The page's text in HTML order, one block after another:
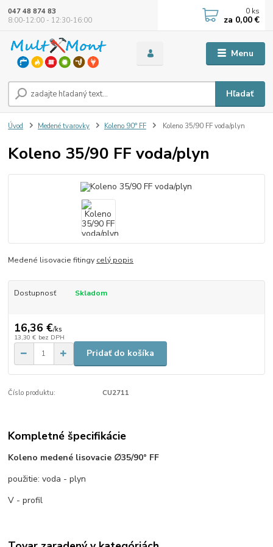
Menu
Hľadať
047 48 874 83
8:00-12:00 - 12:30-16:00
0 ks
za 0,00 €
Úvod Medené tvarovky Koleno 90° FF Koleno 35/90 FF voda/plyn
Koleno 35/90 FF voda/plyn
Medené lisovacie fitingy celý popis
Dostupnosť Skladom
16,36 €/ks
13,30 € bez DPH
Pridať do košíka
Číslo produktu: CU2711
Kompletné špecifikácie
Koleno medené lisovacie ∅35/90° FF
použitie: voda - plyn
V - profil